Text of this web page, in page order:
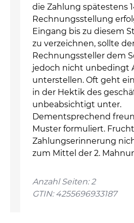
die Zahlung spätestens
Rechnungsstellung
Eingang bis zu diesem
zu verzeichnen, sollte
Rechnungssteller dem
jedoch nicht unbedingt
unterstellen. Oft geht
in der Hektik des
unbeabsichtigt unter.
Dementsprechend
Muster formuliert.
Zahlungserinnerung
zum Mittel der 2.
Anzahl Seiten: 2
GTIN: 4255696933187